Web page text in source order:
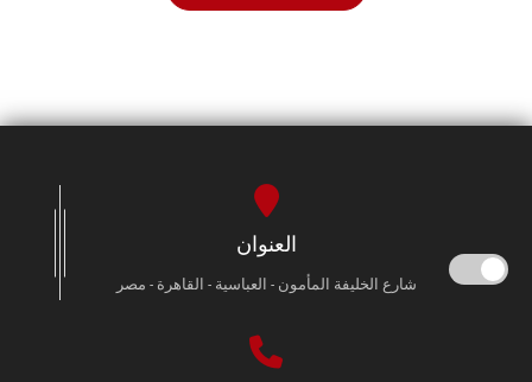
العنوان
شارع الخليفة المأمون - العباسية - القاهرة - مصر